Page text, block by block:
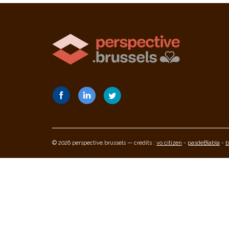
© 2026 perspective.brussels — credits : vo citizen - pasdeBlabla -